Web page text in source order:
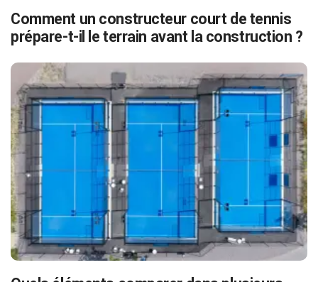
Comment un constructeur court de tennis
prépare-t-il le terrain avant la construction ?